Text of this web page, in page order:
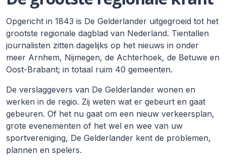
Opgericht in 1843 is De Gelderlander uitgegroeid tot het
grootste regionale dagblad van Nederland. Tientallen
journalisten zitten dagelijks op het nieuws in onder
meer Arnhem, Nijmegen, de Achterhoek, de Betuwe en
Oost-Brabant; in totaal ruim 40 gemeenten.
De verslaggevers van De Gelderlander wonen en
werken in de regio. Zij weten wat er gebeurt en gaat
gebeuren. Of het nu gaat om een nieuw verkeersplan,
grote evenementen of het wel en wee van uw
sportvereniging, De Gelderlander kent de problemen,
plannen en spelers.